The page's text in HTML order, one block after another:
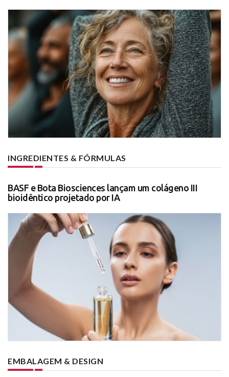
INGREDIENTES & FÓRMULAS
BASF e Bota Biosciences lançam um colágeno III
bioidêntico projetado por IA
EMBALAGEM & DESIGN